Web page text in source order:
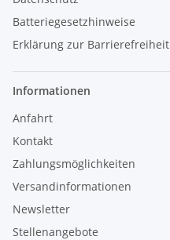
Batteriegesetzhinweise
Erklärung zur Barrierefreiheit
Informationen
Anfahrt
Kontakt
Zahlungsmöglichkeiten
Versandinformationen
Newsletter
Stellenangebote